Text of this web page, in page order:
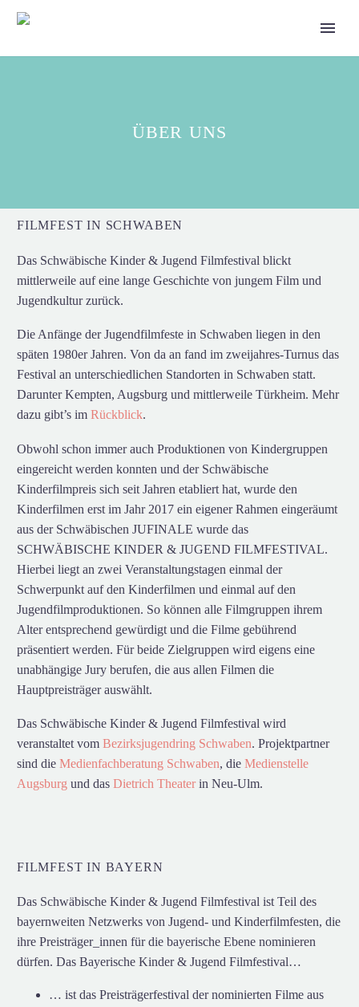
ÜBER UNS
FILMFEST IN SCHWABEN
Das Schwäbische Kinder & Jugend Filmfestival blickt
mittlerweile auf eine lange Geschichte von jungem Film und
Jugendkultur zurück.
Die Anfänge der Jugendfilmfeste in Schwaben liegen in den
späten 1980er Jahren. Von da an fand im zweijahres-Turnus das
Festival an unterschiedlichen Standorten in Schwaben statt.
Darunter Kempten, Augsburg und mittlerweile Türkheim. Mehr
dazu gibt’s im Rückblick.
Obwohl schon immer auch Produktionen von Kindergruppen
eingereicht werden konnten und der Schwäbische
Kinderfilmpreis sich seit Jahren etabliert hat, wurde den
Kinderfilmen erst im Jahr 2017 ein eigener Rahmen eingeräumt
aus der Schwäbischen JUFINALE wurde das
SCHWÄBISCHE KINDER & JUGEND FILMFESTIVAL.
Hierbei liegt an zwei Veranstaltungstagen einmal der
Schwerpunkt auf den Kinderfilmen und einmal auf den
Jugendfilmproduktionen. So können alle Filmgruppen ihrem
Alter entsprechend gewürdigt und die Filme gebührend
präsentiert werden. Für beide Zielgruppen wird eigens eine
unabhängige Jury berufen, die aus allen Filmen die
Hauptpreisträger auswählt.
Das Schwäbische Kinder & Jugend Filmfestival wird
veranstaltet vom Bezirksjugendring Schwaben. Projektpartner
sind die Medienfachberatung Schwaben, die Medienstelle
Augsburg und das Dietrich Theater in Neu-Ulm.
FILMFEST IN BAYERN
Das Schwäbische Kinder & Jugend Filmfestival ist Teil des
bayernweiten Netzwerks von Jugend- und Kinderfilmfesten, die
ihre Preisträger_innen für die bayerische Ebene nominieren
dürfen. Das Bayerische Kinder & Jugend Filmfestival…
… ist das Preisträgerfestival der nominierten Filme aus